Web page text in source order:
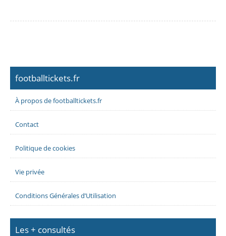
footballtickets.fr
À propos de footballtickets.fr
Contact
Politique de cookies
Vie privée
Conditions Générales d’Utilisation
Les + consultés